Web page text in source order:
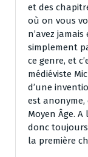
et des
où on vous
n’avez
simplement
ce genre, et
médiéviste
d’une
est anonyme,
Moyen Âge.
donc
la première